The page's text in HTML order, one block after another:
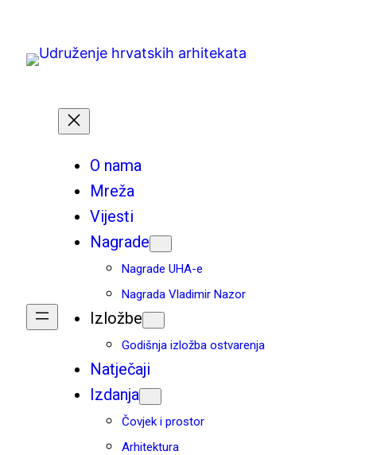
sadržaja
O nama
Mreža
Vijesti
Nagrade
Nagrade UHA-e
Nagrada Vladimir Nazor
Izložbe
Godišnja izložba ostvarenja
Natječaji
Izdanja
Čovjek i prostor
Arhitektura